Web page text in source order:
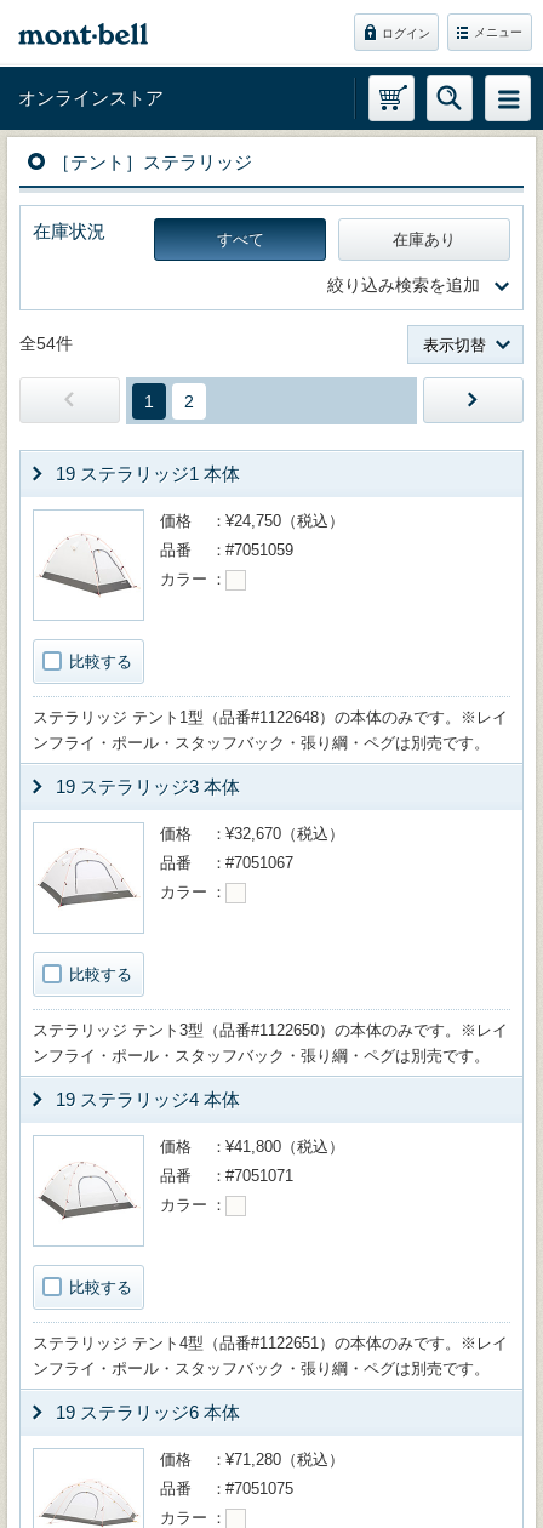
ログイン メニュー
オンラインストア
［テント］ステラリッジ
在庫状況 すべて 在庫あり
絞り込み検索を追加
全54件 表示切替
1 2
19 ステラリッジ1 本体
比較する
価格
¥24,750（税込）
品番
#7051059
カラー
ステラリッジ テント1型（品番#1122648）の本体のみです。※レイ
ンフライ・ポール・スタッフバック・張り綱・ペグは別売です。
19 ステラリッジ3 本体
比較する
価格
¥32,670（税込）
品番
#7051067
カラー
ステラリッジ テント3型（品番#1122650）の本体のみです。※レイ
ンフライ・ポール・スタッフバック・張り綱・ペグは別売です。
19 ステラリッジ4 本体
比較する
価格
¥41,800（税込）
品番
#7051071
カラー
ステラリッジ テント4型（品番#1122651）の本体のみです。※レイ
ンフライ・ポール・スタッフバック・張り綱・ペグは別売です。
19 ステラリッジ6 本体
価格
¥71,280（税込）
品番
#7051075
カラー